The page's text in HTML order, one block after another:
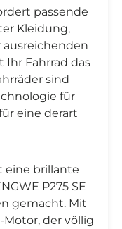
passende
Kleidung,
Ihr Fahrrad das
sind
für
eine derart
eine brillante
P275 SE
gemacht. Mit
der völlig